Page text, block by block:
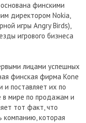
финскими
директором Nokia,
игры Angry Birds),
игрового бизнеса
лицами успешных
финская фирма Kone
поставляет их по
в мире по продажам и
тот факт, что
компанию, которая